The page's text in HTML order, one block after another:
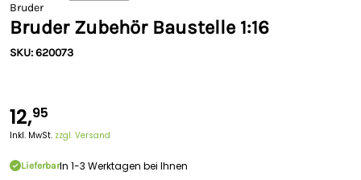
Bruder
Bruder Zubehör Baustelle 1:16
SKU: 620073
12,95
Inkl. MwSt. zzgl. Versand
LieferbarIn 1-3 Werktagen bei Ihnen